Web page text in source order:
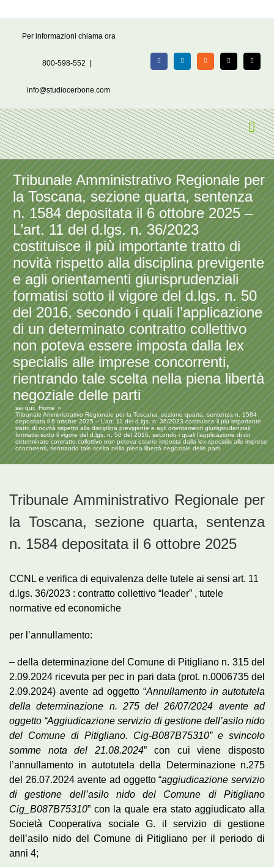
Per informazioni chiama ora
800-598-552
info@studiocerbone.com
FacebookLinkedIn Rss X Email
Tribunale Amministrativo Regionale per
la Toscana, sezione quarta, sentenza
n. 1584 depositata il 6 ottobre 2025 –
L’art. 11 del d.lgs. n. 36/2023
costituisce il più importante tratto di
novità rispetto alla disciplina previgente
e agli orientamenti giurisprudenziali
formatisi sotto il vigore del d.lgs. n. 50
del 2016, secondo i quali l’applicazione
di un determinato contratto collettivo
non poteva essere imposta dalla lex
specialis alle imprese concorrenti,
rientrando tale scelta nella piena libertà
negoziale delle parti
sei qui:
Home
Tribunale Amministrativo Regionale per la Toscana, sezione quarta, sentenza n. 1584
depositata il 6 ottobre 2025 – L’art. 11 del d.lgs. n. 36/2023 costituisce il più importante
tratto di novità rispetto alla disciplina previgente e agli orientamenti giurisprudenziali
formatisi sotto il vigore del d.lgs. n. 50 del 2016, secondo i quali l’applicazione di un
determinato contratto collettivo non poteva essere imposta dalla lex specialis alle imprese
concorrenti, rientrando tale scelta nella piena libertà negoziale delle parti
Tribunale Amministrativo Regionale per
la Toscana, sezione quarta, sentenza
n. 1584 depositata il 6 ottobre 2025
CCNL e verifica di equivalenza delle tutele ai sensi art. 11
d.lgs. 36/2023 : contratto collettivo “leader” , tutele
normative ed economiche
per l’annullamento:
– della determinazione del Comune di Pitigliano n. 315 del
2.09.2024 ricevuta per pec in pari data (prot. n.0006735 del
2.09.2024) avente ad oggetto “Annullamento in autotutela
della determinazione n. 275 del 26/07/2024 avente ad
oggetto “Aggiudicazione servizio di gestione dell’asilo nido
del Comune di Pitigliano. Cig-B087B75310” e svincolo
somme nota del 21.08.2024” con cui viene disposto
l’annullamento in autotutela della Determinazione n.275
del 26.07.2024 avente ad oggetto “aggiudicazione servizio
di gestione dell’asilo nido del Comune di Pitigliano
Cig_B087B75310” con la quale era stato aggiudicato alla
Società Cooperativa sociale G. il servizio di gestione
dell’asilo nido del Comune di Pitigliano per il periodo di
anni 4;